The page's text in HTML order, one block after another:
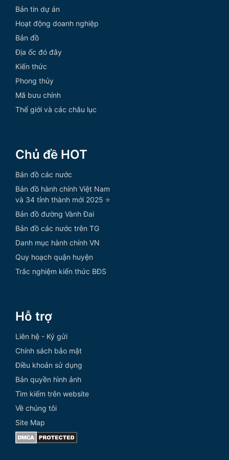
Bản tin dự án
Hoạt động doanh nghiệp
Bản đồ
Địa ốc đó đây
Kiến thức
Phong thủy
Mã bưu chính
Thế giới và các châu lục
Chủ đề HOT
Bản đồ các nước
Bản đồ hành chính Việt Nam
và 34 tỉnh thành mới 2025 ⭐
Bản đồ đường Vành Đai
Bản đồ các nước trên TG
Danh mục hành chính VN
Quy hoạch quận huyện
Trắc nghiệm kiến thức BĐS
Hỗ trợ
Liên hệ - Ký gửi
Chính sách bảo mật
Điều khoản sử dụng
Bản quyền hình ảnh
Tìm kiếm trên website
Về chúng tôi
Site Map